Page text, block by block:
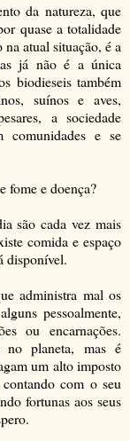
da natureza, que
quase a totalidade
atual situação, é a
já não é a única
biodieseis também
suínos e aves,
a sociedade
comunidades e se
fome e doença?
são cada vez mais
comida e espaço
disponível.
administra mal os
pessoalmente,
ou encarnações.
planeta, mas é
um alto imposto
com o seu
fortunas aos seus